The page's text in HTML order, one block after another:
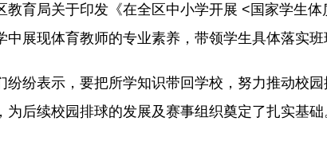
局关于印发《在全区中小学开展 <国家学生体
展现体育教师的专业素养，带领学生具体落实班
表示，要把所学知识带回学校，努力推动校园
后续校园排球的发展及赛事组织奠定了扎实基础